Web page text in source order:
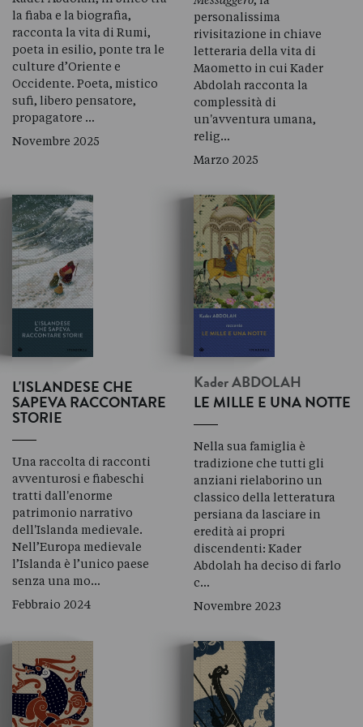
la fiaba e la biografia,
racconta la vita di Rumi,
poeta in esilio, ponte tra le
culture d’Oriente e
Occidente. Poeta, mistico
sufi, libero pensatore,
propagatore …
Novembre 2025
personalissima
rivisitazione in chiave
letteraria della vita di
Maometto in cui Kader
Abdolah racconta la
complessità di
un'avventura umana,
relig…
Marzo 2025
L'ISLANDESE CHE
SAPEVA RACCONTARE
STORIE
Una raccolta di racconti
avventurosi e fiabeschi
tratti dall'enorme
patrimonio narrativo
dell'Islanda medievale.
Nell’Europa medievale
l’Islanda è l’unico paese
senza una mo…
Febbraio 2024
Kader ABDOLAH
LE MILLE E UNA NOTTE
Nella sua famiglia è
tradizione che tutti gli
anziani rielaborino un
classico della letteratura
persiana da lasciare in
eredità ai propri
discendenti: Kader
Abdolah ha deciso di farlo
c…
Novembre 2023